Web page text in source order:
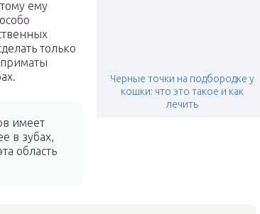
Черные точки на подбородке у
кошки: что это такое и как
лечить
ему
только
приматы
имеет
в зубах,
область